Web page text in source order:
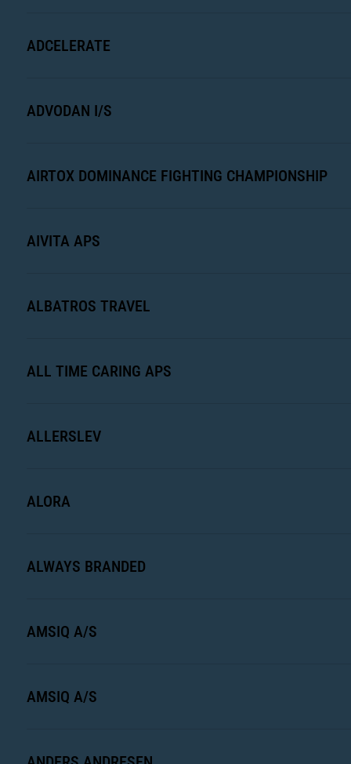
ADCELERATE
ADVODAN I/S
AIRTOX DOMINANCE FIGHTING CHAMPIONSHIP
AIVITA APS
ALBATROS TRAVEL
ALL TIME CARING APS
ALLERSLEV
ALORA
ALWAYS BRANDED
AMSIQ A/S
AMSIQ A/S